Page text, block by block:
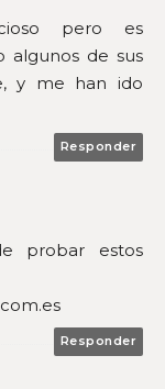
pero es
algunos de sus
y me han ido
Responder
probar estos
Responder